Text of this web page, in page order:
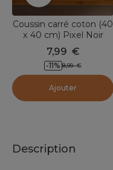
Coussin carré coton (40
x 40 cm) Pixel Noir
7,99 €
-11% 8,99 €
Ajouter
Description